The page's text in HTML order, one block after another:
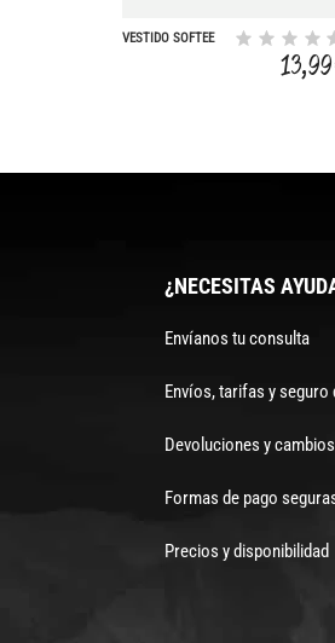
VESTIDO SOFTEE
¿NECESITAS
Envíanos tu consulta
Envíos, tarifas y seguro
Devoluciones y cambios
Formas de pago
Precios y disponibilidad